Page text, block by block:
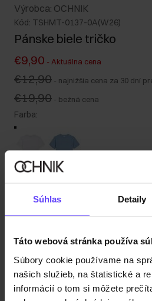
Súhlas Detaily
Táto webová stránka používa
Súbory cookie používame na
našich služieb, na štatistické a
informácií o tom si môžete
Výrobca: OCHNIK
Kód: TSHMT-0137-0A(W26)
Pánske biele tričko
€9,90 - Aktuálna cena
€12,90 - najnižšia cena za 30 dní
€19,90 - bežná cena
Farba:
Vyberte veľkosť
Popis produktu
Detaily